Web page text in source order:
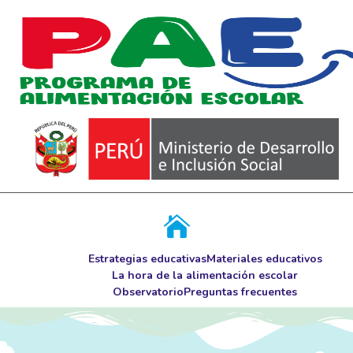
Estrategias educativasMateriales educativos
La hora de la alimentación escolar
ObservatorioPreguntas frecuentes